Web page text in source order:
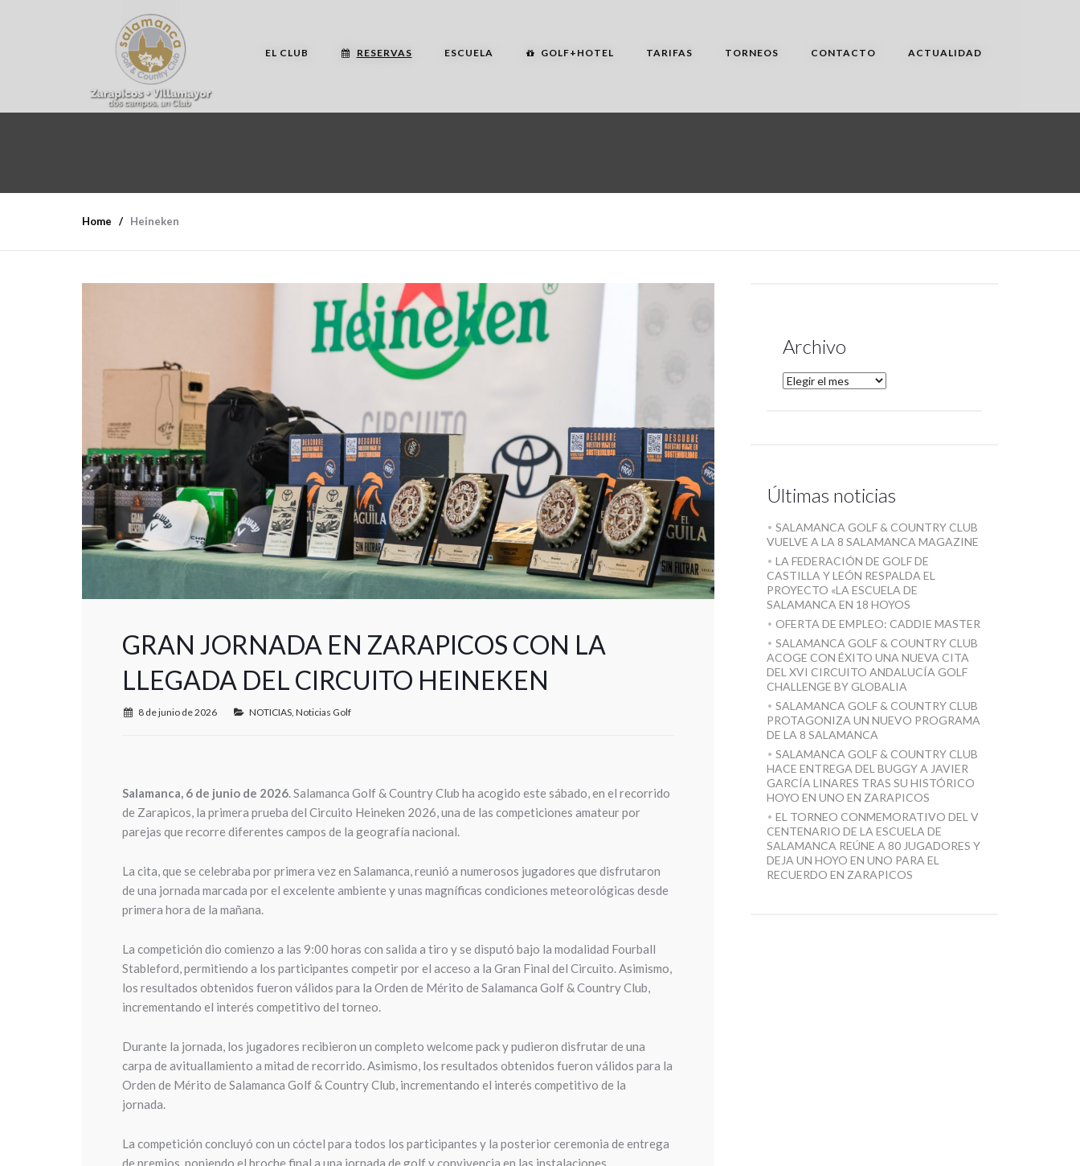
EL CLUB RESERVAS ESCUELA GOLF+HOTEL TARIFAS TORNEOS CONTACTO ACTUALIDAD
Home Heineken
GRAN JORNADA EN ZARAPICOS CON LA
LLEGADA DEL CIRCUITO HEINEKEN
8 de junio de 2026 NOTICIAS, Noticias Golf
Salamanca, 6 de junio de 2026. Salamanca Golf & Country Club ha acogido este sábado, en el recorrido
de Zarapicos, la primera prueba del Circuito Heineken 2026, una de las competiciones amateur por
parejas que recorre diferentes campos de la geografía nacional.
La cita, que se celebraba por primera vez en Salamanca, reunió a numerosos jugadores que disfrutaron
de una jornada marcada por el excelente ambiente y unas magníficas condiciones meteorológicas desde
primera hora de la mañana.
La competición dio comienzo a las 9:00 horas con salida a tiro y se disputó bajo la modalidad Fourball
Stableford, permitiendo a los participantes competir por el acceso a la Gran Final del Circuito. Asimismo,
los resultados obtenidos fueron válidos para la Orden de Mérito de Salamanca Golf & Country Club,
incrementando el interés competitivo del torneo.
Durante la jornada, los jugadores recibieron un completo welcome pack y pudieron disfrutar de una
carpa de avituallamiento a mitad de recorrido. Asimismo, los resultados obtenidos fueron válidos para la
Orden de Mérito de Salamanca Golf & Country Club, incrementando el interés competitivo de la
jornada.
La competición concluyó con un cóctel para todos los participantes y la posterior ceremonia de entrega
de premios, poniendo el broche final a una jornada de golf y convivencia en las instalaciones
Archivo
Últimas noticias
SALAMANCA GOLF & COUNTRY CLUB
VUELVE A LA 8 SALAMANCA MAGAZINE
LA FEDERACIÓN DE GOLF DE
CASTILLA Y LEÓN RESPALDA EL
PROYECTO «LA ESCUELA DE
SALAMANCA EN 18 HOYOS
OFERTA DE EMPLEO: CADDIE MASTER
SALAMANCA GOLF & COUNTRY CLUB
ACOGE CON ÉXITO UNA NUEVA CITA
DEL XVI CIRCUITO ANDALUCÍA GOLF
CHALLENGE BY GLOBALIA
SALAMANCA GOLF & COUNTRY CLUB
PROTAGONIZA UN NUEVO PROGRAMA
DE LA 8 SALAMANCA
SALAMANCA GOLF & COUNTRY CLUB
HACE ENTREGA DEL BUGGY A JAVIER
GARCÍA LINARES TRAS SU HISTÓRICO
HOYO EN UNO EN ZARAPICOS
EL TORNEO CONMEMORATIVO DEL V
CENTENARIO DE LA ESCUELA DE
SALAMANCA REÚNE A 80 JUGADORES Y
DEJA UN HOYO EN UNO PARA EL
RECUERDO EN ZARAPICOS